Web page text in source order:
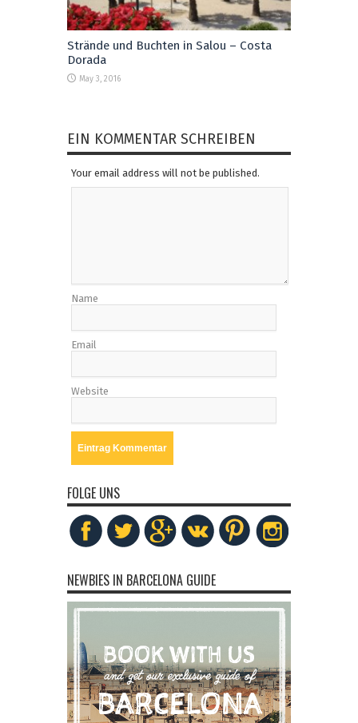
Strände und Buchten in Salou – Costa
Dorada
May 3, 2016
EIN KOMMENTAR SCHREIBEN
Your email address will not be published.
Name
Email
Website
FOLGE UNS
NEWBIES IN BARCELONA GUIDE